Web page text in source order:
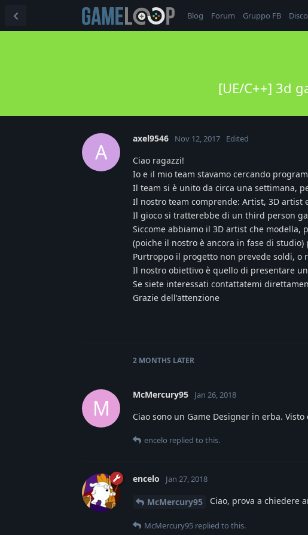
Blog Forum Gruppo FB
[UE/C++] 3d
A
axel9546 Nov 12, 2017 Edited
Ciao ragazzi!
Io e il mio team stavamo cercando
Il team si è unito da circa una settimana,
Il nostro team comprende: Artist, 3D artist
Il gioco si tratterebbe di un third person
Siccome abbiamo il 3D artist che modella,
(poiche il nostro è ancora in fase di
Purtroppo il progetto non prevede soldi, o
Il nostro obiettivo è quello di presentare
Se siete interessati contattatemi
Grazie dell'attenzione
2 MONTHS LATER
M
McMercury95 Jan 26, 2018
Ciao sono un Game Designer in erba.
encelo replied to this.
encelo Jan 27, 2018
McMercury95 Ciao, prova a chiedere
McMercury95 replied to this.